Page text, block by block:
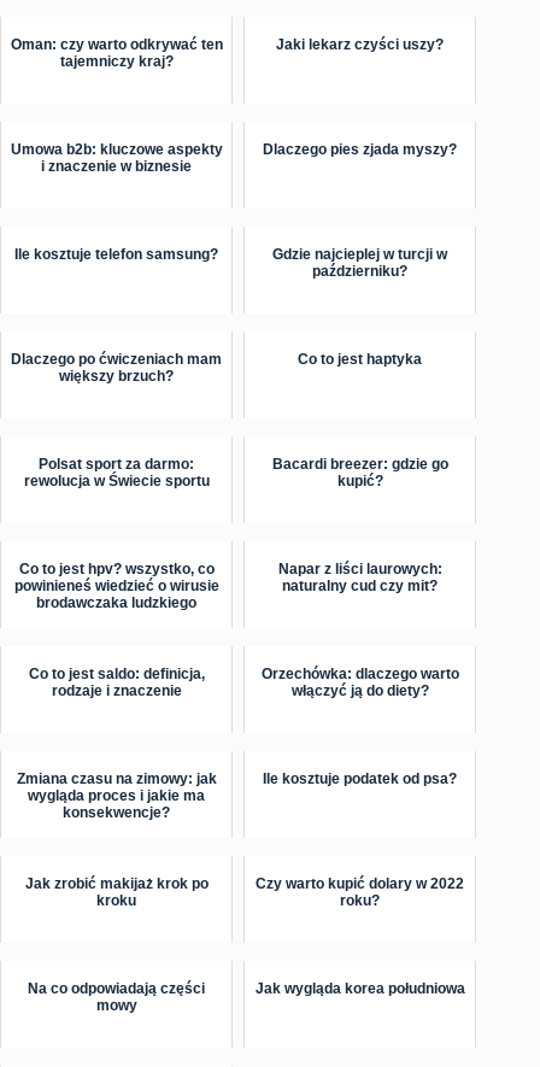
Oman: czy warto odkrywać ten
tajemniczy kraj?
Jaki lekarz czyści uszy?
Umowa b2b: kluczowe aspekty
i znaczenie w biznesie
Dlaczego pies zjada myszy?
Ile kosztuje telefon samsung?
Gdzie najcieplej w turcji w
październiku?
Dlaczego po ćwiczeniach mam
większy brzuch?
Co to jest haptyka
Polsat sport za darmo:
rewolucja w Świecie sportu
Bacardi breezer: gdzie go
kupić?
Co to jest hpv? wszystko, co
powinieneś wiedzieć o wirusie
brodawczaka ludzkiego
Napar z liści laurowych:
naturalny cud czy mit?
Co to jest saldo: definicja,
rodzaje i znaczenie
Orzechówka: dlaczego warto
włączyć ją do diety?
Zmiana czasu na zimowy: jak
wygląda proces i jakie ma
konsekwencje?
Ile kosztuje podatek od psa?
Jak zrobić makijaż krok po
kroku
Czy warto kupić dolary w 2022
roku?
Na co odpowiadają części
mowy
Jak wygląda korea południowa